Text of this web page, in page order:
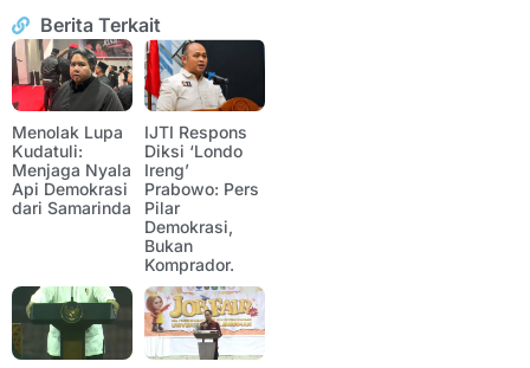
Berita Terkait
Menolak Lupa
Kudatuli:
Menjaga Nyala
Api Demokrasi
dari Samarinda
IJTI Respons
Diksi ‘Londo
Ireng’
Prabowo: Pers
Pilar
Demokrasi,
Bukan
Komprador.